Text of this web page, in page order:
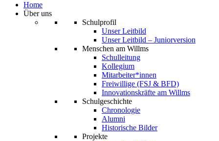
Home
Über uns
Schulprofil
Unser Leitbild
Unser Leitbild – Juniorversion
Menschen am Willms
Schulleitung
Kollegium
Mitarbeiter*innen
Freiwillige (FSJ & BFD)
Innovationskräfte am Willms
Schulgeschichte
Chronologie
Alumni
Historische Bilder
Projekte